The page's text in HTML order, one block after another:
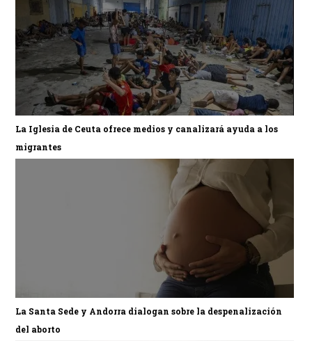
La Iglesia de Ceuta ofrece medios y canalizará ayuda a los
migrantes
La Santa Sede y Andorra dialogan sobre la despenalización
del aborto